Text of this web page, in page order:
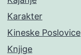
Karakter
Kineske Poslovice
Knjige